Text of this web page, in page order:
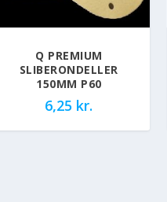
Q PREMIUM
SLIBERONDELLER
150MM P60
6,25 kr.